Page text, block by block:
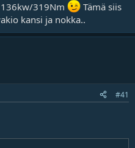
319Nm
Tämä siis
kansi ja nokka..
#41